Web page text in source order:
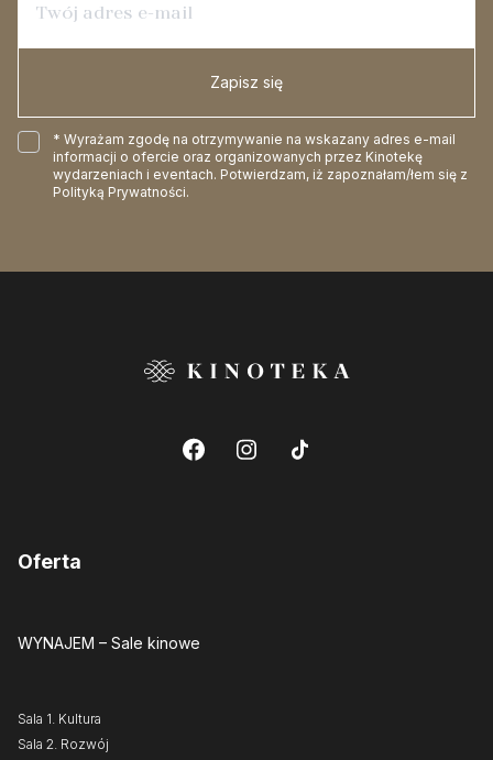
Zapisz się
* Wyrażam zgodę na otrzymywanie na wskazany adres e-mail
informacji o ofercie oraz organizowanych przez Kinotekę
wydarzeniach i eventach. Potwierdzam, iż zapoznałam/łem się z
Polityką Prywatności.
Oferta
WYNAJEM – Sale kinowe
Sala 1. Kultura
Sala 2. Rozwój